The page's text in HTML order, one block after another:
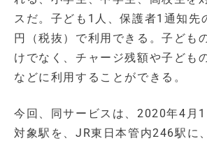
スだ。子ども1人、保護者1通知先
円（税抜）で利用できる。子ども
けでなく、チャージ残額や子ども
などに利用することができる。
今回、同サービスは、2020年4月
対象駅を、JR東日本管内246駅に